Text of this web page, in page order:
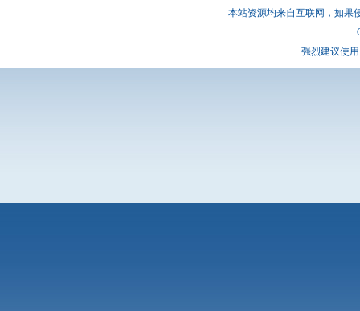
本站资源均来自互联网，如果
强烈建议使